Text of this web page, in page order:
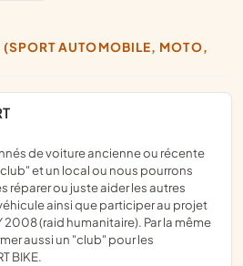
et un local ou nous pourrons
réparer ou juste aider les autres
ainsi que participer au projet
2008 (raid humanitaire). Par la même
aussi un "club" pour les
BIKE.